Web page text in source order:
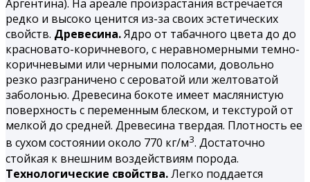
Аргентина). На ареале произрастания встречается
редко и высоко ценится из-за своих эстетических
свойств. Древесина.Ядро от табачного цвета до до
красновато-коричневого, с неравномерными темно-
коричневыми или черными полосами, довольно
резко разграничено с сероватой или желтоватой
заболонью. Древесина бокоте имеет маслянистую
поверхность с переменным блеском, и текстурой от
мелкой до средней. Древесина твердая. Плотность ее
в сухом состоянии около 770 кг/м3. Достаточно
стойкая к внешним воздействиям порода.
Технологические свойства.Легко поддается